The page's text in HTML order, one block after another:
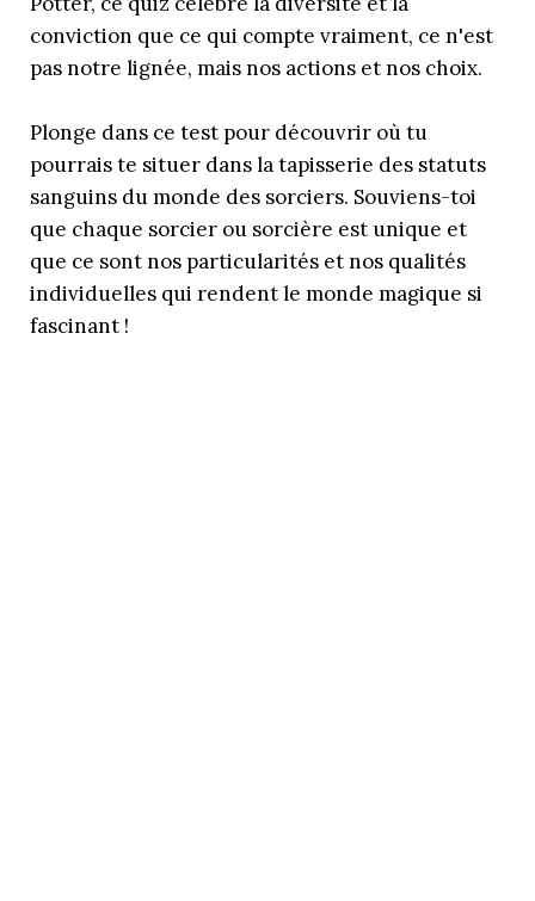
conviction que ce qui compte vraiment, ce n'est
pas notre lignée, mais nos actions et nos choix.
Plonge dans ce test pour découvrir où tu
pourrais te situer dans la tapisserie des statuts
sanguins du monde des sorciers. Souviens-toi
que chaque sorcier ou sorcière est unique et
que ce sont nos particularités et nos qualités
individuelles qui rendent le monde magique si
fascinant !